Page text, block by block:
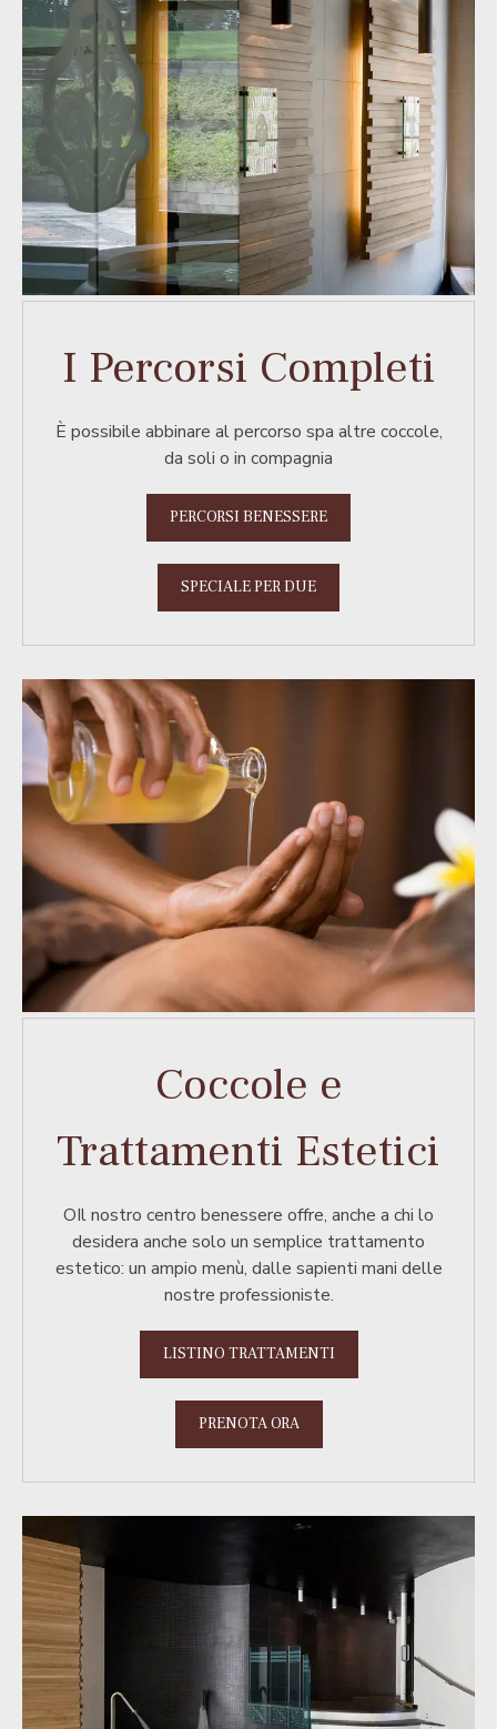
I Percorsi Completi
È possibile abbinare al percorso spa altre coccole,
da soli o in compagnia
PERCORSI BENESSERE
SPECIALE PER DUE
Coccole e
Trattamenti Estetici
OIl nostro centro benessere offre, anche a chi lo
desidera anche solo un semplice trattamento
estetico: un ampio menù, dalle sapienti mani delle
nostre professioniste.
LISTINO TRATTAMENTI
PRENOTA ORA